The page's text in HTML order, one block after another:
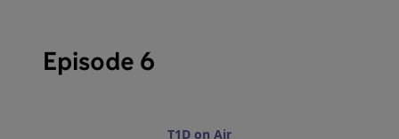
Episode 6